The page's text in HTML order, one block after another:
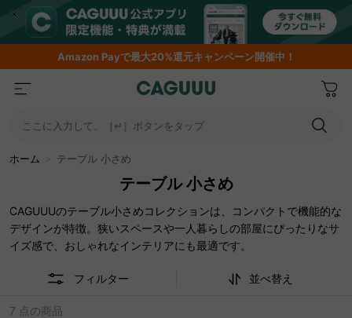
AmazonPayで最大20%還元キャンペーン開催中！
ここに入力して、［↵］ボタンをタップ
ホーム テーブル 小さめ
テーブル 小さめ
CAGUUUのテーブル小さめコレクションは、コンパクトで機能的な
デザインが特徴。狭いスペースや一人暮らしの部屋にぴったりなサ
イズ感で、おしゃれなインテリアにも最適です。
フィルター 並べ替え
7 点の商品